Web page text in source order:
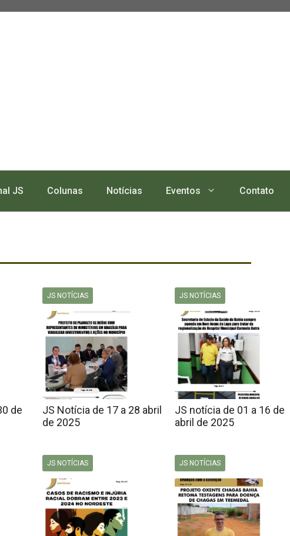
JS Colunas Notícias Eventos Contato
de
JS NOTÍCIAS
JS Notícia de 17 a 28 abril
de 2025
JS NOTÍCIAS
JS notícia de 01 a 16 de
abril de 2025
JS NOTÍCIAS JS NOTÍCIAS